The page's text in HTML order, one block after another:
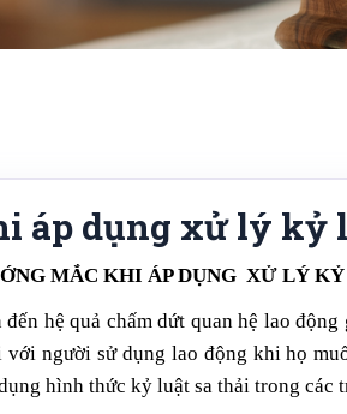
áp dụng xử lý kỷ
MẮC KHI ÁP DỤNG XỬ LÝ
hệ quả chấm dứt quan hệ lao
với người sử dụng lao động khi họ
hình thức kỷ luật sa thải trong các